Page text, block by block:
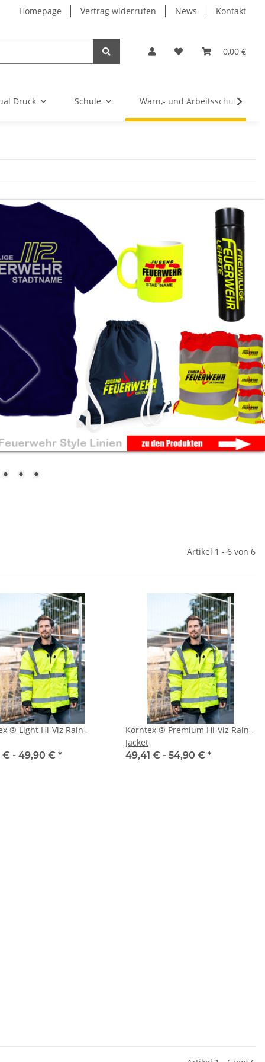
Homepage Vertrag widerrufen News Kontakt
0,00 €
Druck Schule Warn,- und Arbeitsschutz
Artikel 1 - 6 von 6
® Light Hi-Viz Rain-
€ - 49,90 € *
Korntex ® Premium Hi-Viz Rain-
Jacket
49,41 € - 54,90 € *